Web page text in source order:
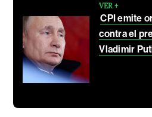
VER +
CPI emite
contra el
Vladimir